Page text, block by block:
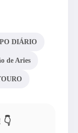
DIÁRIO
de Aries
👇